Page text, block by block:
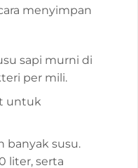
menyimpan
sapi murni di
per mili.
untuk
banyak susu.
liter, serta